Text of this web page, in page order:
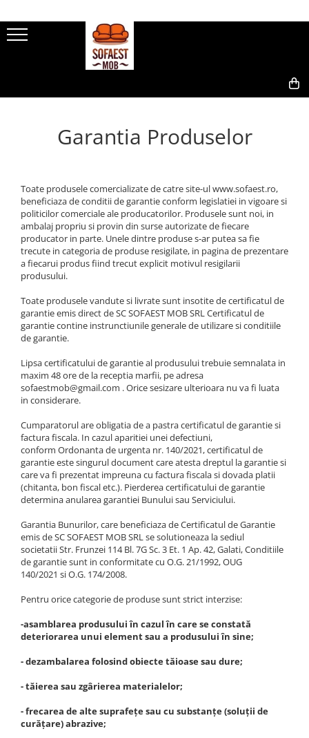
Garantia Produselor
Toate produsele comercializate de catre site-ul www.sofaest.ro,
beneficiaza de conditii de garantie conform legislatiei in vigoare si
politicilor comerciale ale producatorilor. Produsele sunt noi, in
ambalaj propriu si provin din surse autorizate de fiecare
producator in parte. Unele dintre produse s-ar putea sa fie
trecute in categoria de produse resigilate, in pagina de prezentare
a fiecarui produs fiind trecut explicit motivul resigilarii
produsului.
Toate produsele vandute si livrate sunt insotite de certificatul de
garantie emis direct de SC SOFAEST MOB SRL Certificatul de
garantie contine instrunctiunile generale de utilizare si conditiile
de garantie.
Lipsa certificatului de garantie al produsului trebuie semnalata in
maxim 48 ore de la receptia marfii, pe adresa
sofaestmob@gmail.com . Orice sesizare ulterioara nu va fi luata
in considerare.
Cumparatorul are obligatia de a pastra certificatul de garantie si
factura fiscala. In cazul aparitiei unei defectiuni,
conform Ordonanta de urgenta nr. 140/2021, certificatul de
garantie este singurul document care atesta dreptul la garantie si
care va fi prezentat impreuna cu factura fiscala si dovada platii
(chitanta, bon fiscal etc.). Pierderea certificatului de garantie
determina anularea garantiei Bunului sau Serviciului.
Garantia Bunurilor, care beneficiaza de Certificatul de Garantie
emis de SC SOFAEST MOB SRL se solutioneaza la sediul
societatii Str. Frunzei 114 Bl. 7G Sc. 3 Et. 1 Ap. 42, Galati, Conditiile
de garantie sunt in conformitate cu O.G. 21/1992, OUG
140/2021 si O.G. 174/2008.
Pentru orice categorie de produse sunt strict interzise:
-asamblarea produsului în cazul în care se constată
deteriorarea unui element sau a produsului în sine;
- dezambalarea folosind obiecte tăioase sau dure;
- tăierea sau zgârierea materialelor;
- frecarea de alte suprafețe sau cu substanțe (soluții de
curățare) abrazive;